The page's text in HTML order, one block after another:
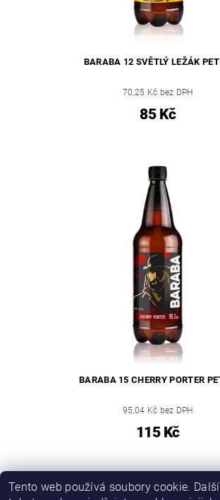
BARABA 12 SVĚTLÝ LEŽÁK
70,25 Kč bez DPH
85 Kč
BARABA 15 CHERRY PORTER
95,04 Kč bez DPH
115 Kč
Tento web používá soubory cookie.